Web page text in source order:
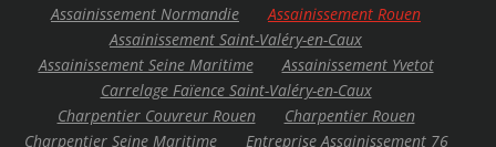
Assainissement Normandie
Assainissement Rouen
Assainissement Saint-Valéry-en-Caux
Assainissement Seine Maritime
Assainissement Yvetot
Carrelage Faïence Saint-Valéry-en-Caux
Charpentier Couvreur Rouen
Charpentier Rouen
Charpentier Seine Maritime
Entreprise Assainissement 76